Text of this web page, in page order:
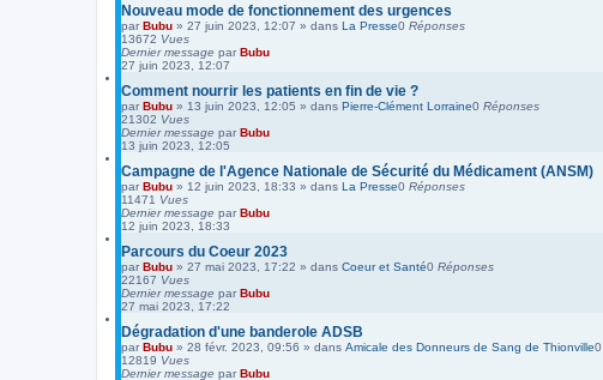
Nouveau mode de fonctionnement des urgences
par Bubu » 27 juin 2023, 12:07 » dans La Presse0 Réponses
13672 Vues
Dernier message par Bubu
27 juin 2023, 12:07
Comment nourrir les patients en fin de vie ?
par Bubu » 13 juin 2023, 12:05 » dans Pierre-Clément Lorraine0 Réponses
21302 Vues
Dernier message par Bubu
13 juin 2023, 12:05
Campagne de l'Agence Nationale de Sécurité du Médicament (ANSM)
par Bubu » 12 juin 2023, 18:33 » dans La Presse0 Réponses
11471 Vues
Dernier message par Bubu
12 juin 2023, 18:33
Parcours du Coeur 2023
par Bubu » 27 mai 2023, 17:22 » dans Coeur et Santé0 Réponses
22167 Vues
Dernier message par Bubu
27 mai 2023, 17:22
Dégradation d'une banderole ADSB
par Bubu » 28 févr. 2023, 09:56 » dans Amicale des Donneurs de Sang de Thionville0
12819 Vues
Dernier message par Bubu